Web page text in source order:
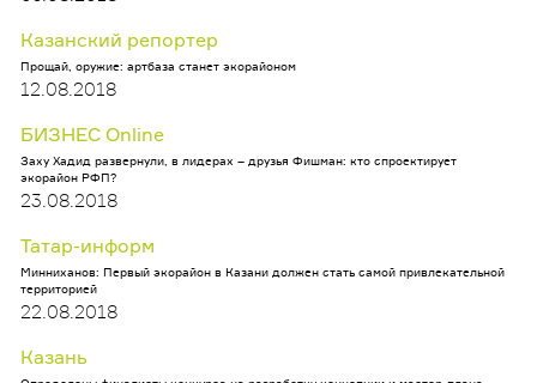
Казанский репортер
Прощай, оружие: артбаза станет экорайоном
12.08.2018
БИЗНЕС Online
Заху Хадид развернули, в лидерах – друзья Фишман: кто спроектирует
экорайон РФП?
23.08.2018
Татар-информ
Минниханов: Первый экорайон в Казани должен стать самой привлекательной
территорией
22.08.2018
Казань